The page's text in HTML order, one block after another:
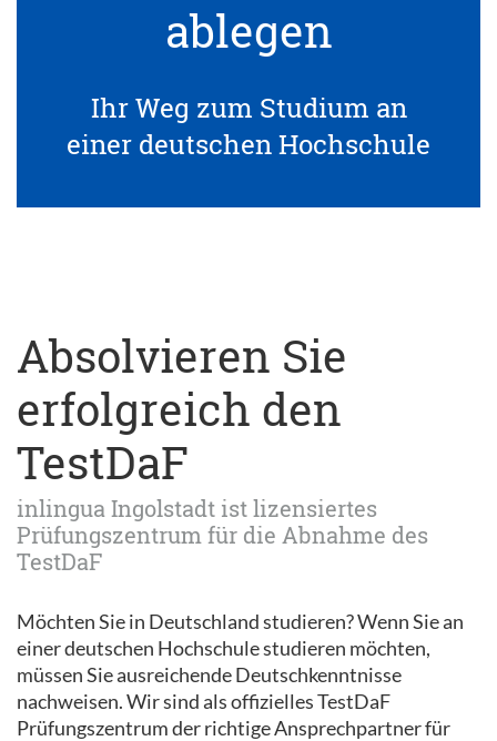
ablegen
Ihr Weg zum Studium an
einer deutschen Hochschule
Absolvieren Sie
erfolgreich den
TestDaF
inlingua Ingolstadt ist lizensiertes
Prüfungszentrum für die Abnahme des
TestDaF
Möchten Sie in Deutschland studieren? Wenn Sie an
einer deutschen Hochschule studieren möchten,
müssen Sie ausreichende Deutschkenntnisse
nachweisen. Wir sind als offizielles TestDaF
Prüfungszentrum der richtige Ansprechpartner für